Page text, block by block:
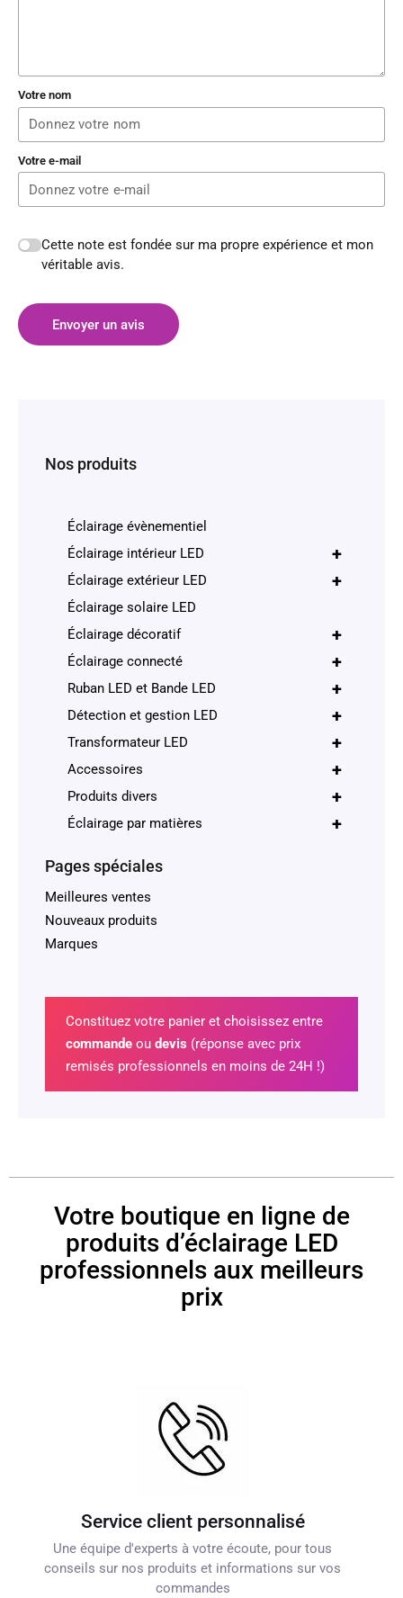
Votre nom
Votre e-mail
Cette note est fondée sur ma propre expérience et mon
véritable avis.
Envoyer un avis
Nos produits
Éclairage évènementiel
+
Éclairage intérieur LED
+
Éclairage extérieur LED
Éclairage solaire LED
+
Éclairage décoratif
+
Éclairage connecté
+
Ruban LED et Bande LED
+
Détection et gestion LED
+
Transformateur LED
+
Accessoires
+
Produits divers
+
Éclairage par matières
Pages spéciales
Meilleures ventes
Nouveaux produits
Marques
Constituez votre panier et choisissez entre
commandeou devis (réponse avec prix
remisés professionnels en moins de 24H !)
Votre boutique en ligne de
produits d’éclairage LED
professionnels aux meilleurs
prix
Service client personnalisé
Une équipe d'experts à votre écoute, pour tous
conseils sur nos produits et informations sur vos
commandes